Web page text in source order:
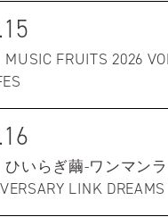
MUSIC FRUITS 2026
ひいらぎ繭-ワンマン
LINK